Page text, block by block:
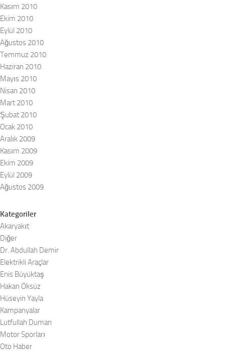
Kasım 2010
Ekim 2010
Eylül 2010
Ağustos 2010
Temmuz 2010
Haziran 2010
Mayıs 2010
Nisan 2010
Mart 2010
Şubat 2010
Ocak 2010
Aralık 2009
Kasım 2009
Ekim 2009
Eylül 2009
Ağustos 2009
Kategoriler
Akaryakıt
Diğer
Dr. Abdullah Demir
Elektrikli Araçlar
Enis Büyüktaş
Hakan Öksüz
Hüseyin Yayla
Kampanyalar
Lutfullah Duman
Motor Sporları
Oto Haber